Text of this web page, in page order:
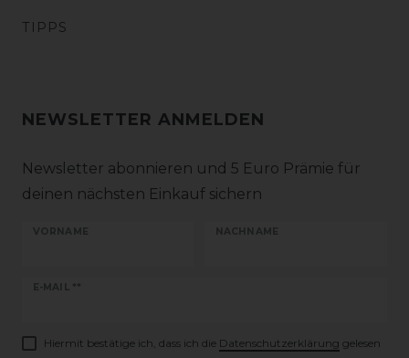
TIPPS
NEWSLETTER ANMELDEN
Newsletter abonnieren und 5 Euro Prämie für
deinen nächsten Einkauf sichern
VORNAME NACHNAME
E-MAIL **
Newsletter
Hiermit bestätige ich, dass ich die Daten­schutz­erklärung gelesen